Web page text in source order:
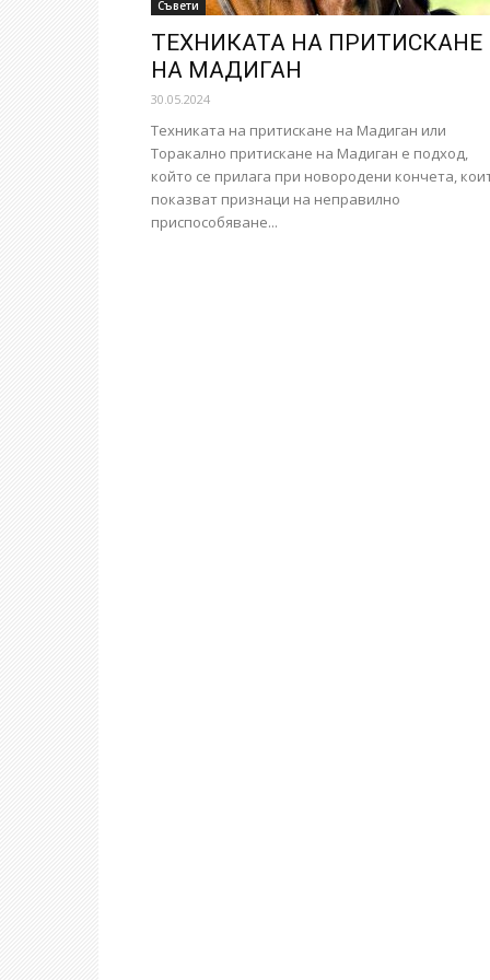
Съвети
ТЕХНИКАТА НА ПРИТИСКАНЕ
НА МАДИГАН
30.05.2024
Техниката на притискане на Мадиган или
Торакално притискане на Мадиган е подход,
който се прилага при новородени кончета,
показват признаци на неправилно
приспособяване...